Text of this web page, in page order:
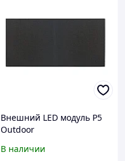
Внешний LED модуль P5
Outdoor
В наличии